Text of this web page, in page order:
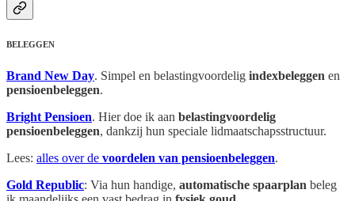
BELEGGEN
Brand New Day. Simpel en belastingvoordelig indexbeleggen en
pensioenbeleggen.
Bright Pensioen. Hier doe ik aan belastingvoordelig
pensioenbeleggen, dankzij hun speciale lidmaatschapsstructuur.
Lees: alles over de voordelen van pensioenbeleggen.
Gold Republic: Via hun handige, automatische spaarplan beleg